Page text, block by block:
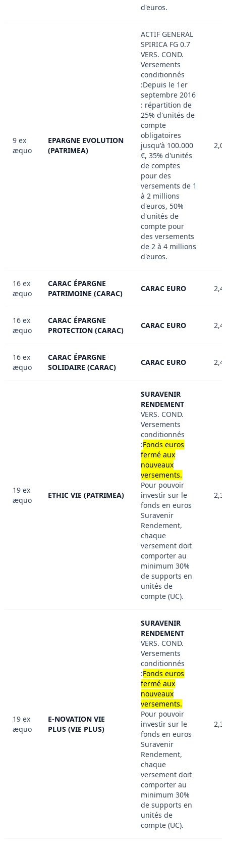
d'euros.
9 ex
æquo
EPARGNE EVOLUTION
(PATRIMEA)
ACTIF GENERAL
SPIRICA FG 0.7
VERS. COND.
Versements
conditionnés
:Depuis le 1er
septembre 2016
: répartition de
25% d'unités de
compte
obligatoires
jusqu'à 100.000
€, 35% d'unités
de comptes
pour des
versements de 1
à 2 millions
d'euros, 50%
d'unités de
compte pour
des versements
de 2 à 4 millions
d'euros.
16 ex
æquo
CARAC ÉPARGNE
PATRIMOINE (CARAC)
CARAC EURO
16 ex
æquo
CARAC ÉPARGNE
PROTECTION (CARAC)
CARAC EURO
16 ex
æquo
CARAC ÉPARGNE
SOLIDAIRE (CARAC)
CARAC EURO
19 ex
æquo
ETHIC VIE (PATRIMEA)
SURAVENIR
RENDEMENT
VERS. COND.
Versements
conditionnés
:Fonds euros
fermé aux
nouveaux
versements.
Pour pouvoir
investir sur le
fonds en euros
Suravenir
Rendement,
chaque
versement doit
comporter au
minimum 30%
de supports en
unités de
compte (UC).
19 ex
æquo
E-NOVATION VIE
PLUS (VIE PLUS)
SURAVENIR
RENDEMENT
VERS. COND.
Versements
conditionnés
:Fonds euros
fermé aux
nouveaux
versements.
Pour pouvoir
investir sur le
fonds en euros
Suravenir
Rendement,
chaque
versement doit
comporter au
minimum 30%
de supports en
unités de
compte (UC).